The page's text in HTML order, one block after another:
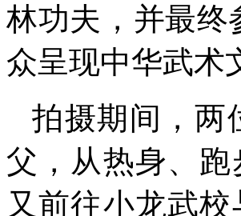
林功夫，并最终
众呈现中华武术
拍摄期间，两
父，从热身、
又前往小龙武